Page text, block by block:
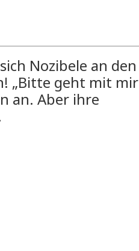
Nozibele an den
„Bitte geht mit mir
an. Aber ihre